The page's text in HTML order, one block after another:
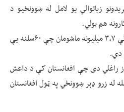
زیاتوالي یو لامل له ښوونځیو د
هم بولي.
د یاد بنسټ په وینا افغانستان کې ۳،۷ میلیونه ماشومان چې ۶۰سلنه یې
دي.
راغلي دی چې افغانستان کې د داعش
له زرو ډېر ښوونځي په ټول افغانستان